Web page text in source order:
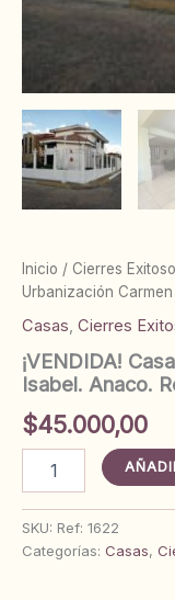
Inicio / Cierres
Urbanización
Casas, Cierres
¡VENDIDA!
Isabel. Anaco.
$45.000,00
Casa
Urbanización
Carmen
SKU: Ref: 1622
Categorías: Casas,